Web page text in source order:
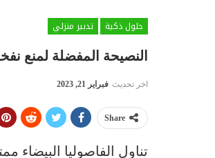
حلول ذكية
تدبير منزلي
النصيحة المفضلة لمنع
اخر تحديث فبراير 21, 2023
Share
تناول الفاصوليا